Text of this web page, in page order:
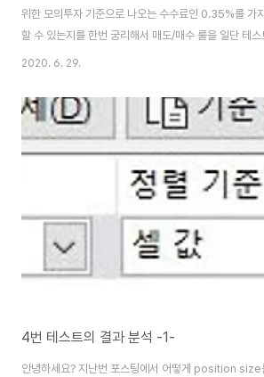
위한 모의투자 기준으로 나오는 수수료인 0.35%를 가
할 수 있는지를 한번 궁리해서 매도/매수 룰을 일단 테
이 결과를 우선 분석하기 위해서 일련의 포스팅 시리즈
해야하는데, 일단 작업을 하기 앞서서 먼저 RSI지수를
과를 하나의 엑셀 파일에 모으도록 합니다. 그리고 나서
를 가지고서 한번 내림차순으로 정리를 해서, 가장많은
결과를 가지고서 이제 통..
2020. 6. 29.
4번 테스트의 결과 분석 -1-
안녕하세요? 지난번 포스팅에서 어떻게 position size